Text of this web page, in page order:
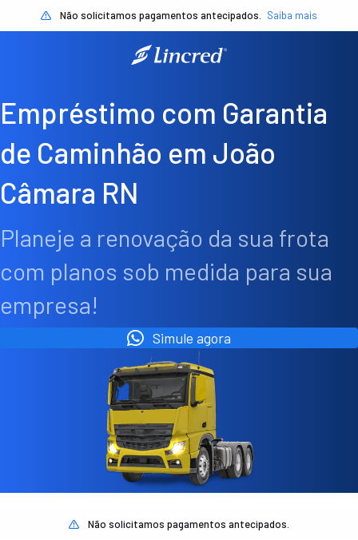
Não solicitamos pagamentos antecipados. Saiba mais
Empréstimo com Garantia
de Caminhão em João
Câmara RN
Planeje a renovação da sua frota
com planos sob medida para sua
empresa!
Simule agora
Não solicitamos pagamentos antecipados.